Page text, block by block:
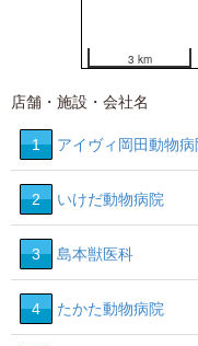
3 km
店舗・施設・会社名
1 アイヴィ岡田動物病
2 いけだ動物病院
3 島本獣医科
4 たかた動物病院